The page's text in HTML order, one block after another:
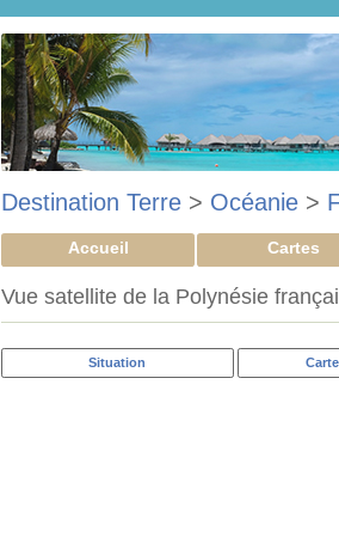
Destination Terre > Océanie >
Accueil Cartes
Vue satellite de la Polynésie
Situation